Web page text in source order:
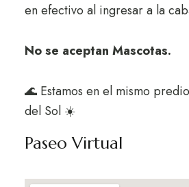
en efectivo al ingresar a la
No se aceptan Mascotas.
🌊 Estamos en el mismo
del Sol ☀️
Paseo Virtual